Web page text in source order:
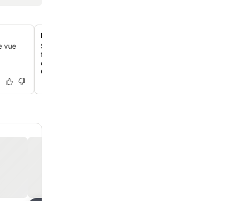
vue
Petit-déjeuner toscan fait maison
Savoure un délicieux petit-déjeuner composé des
fraîchement préparés par Paola, de confitures locales
croissants chauds, y compris la spécialité régionale, la
Chianciano ».